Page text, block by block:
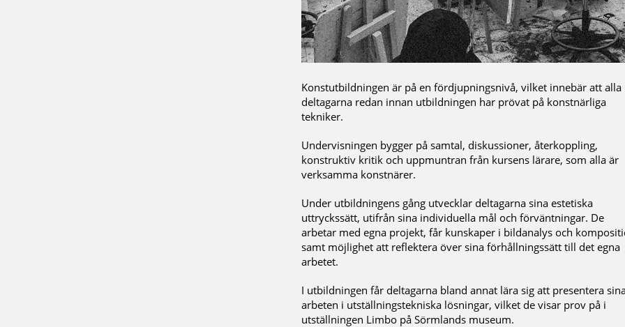
Konstutbildningen är på en fördjupningsnivå, vilket innebär att alla
deltagarna redan innan utbildningen har prövat på konstnärliga
tekniker.
Undervisningen bygger på samtal, diskussioner, återkoppling,
konstruktiv kritik och uppmuntran från kursens lärare, som alla är
verksamma konstnärer.
Under utbildningens gång utvecklar deltagarna sina estetiska
uttryckssätt, utifrån sina individuella mål och förväntningar. De
arbetar med egna projekt, får kunskaper i bildanalys och
samt möjlighet att reflektera över sina förhållningssätt till det egna
arbetet.
I utbildningen får deltagarna bland annat lära sig att presentera
arbeten i utställningstekniska lösningar, vilket de visar prov på i
utställningen Limbo på Sörmlands museum.